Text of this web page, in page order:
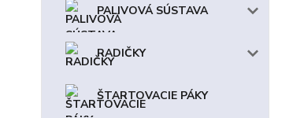
PALIVOVÁ SÚSTAVA
RADIČKY
ŠTARTOVACIE PÁKY